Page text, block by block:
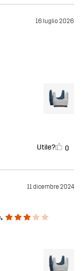
16 luglio 2026
Utile? 0
11 dicembre 2024